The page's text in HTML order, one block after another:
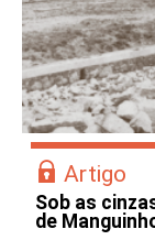
Artigo
Sob as
de